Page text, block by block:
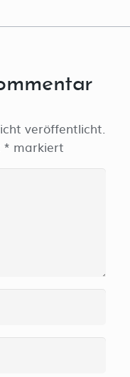
veröffentlicht.
* markiert